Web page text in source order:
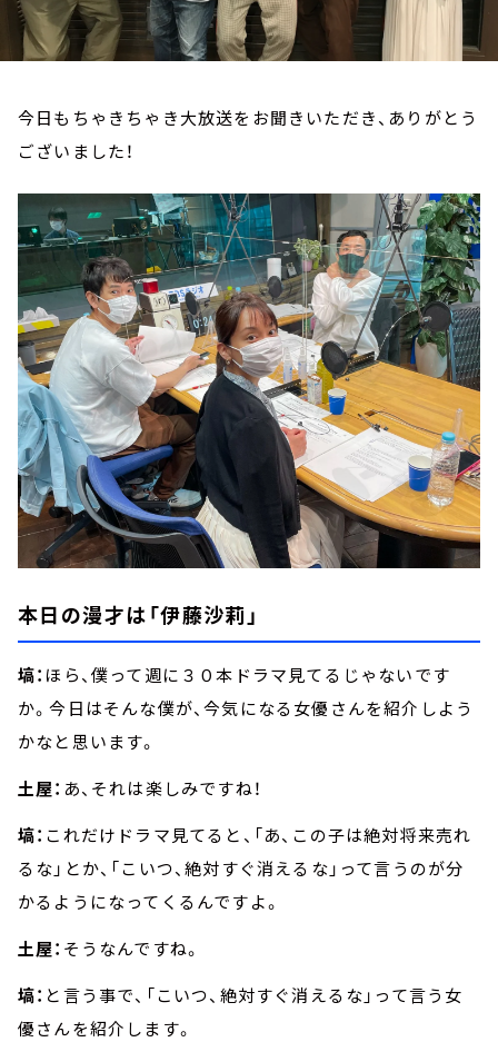
今日もちゃきちゃき大放送をお聞きいただき、ありがとう
ございました！
本日の漫才は「伊藤沙莉」
塙：ほら、僕って週に３０本ドラマ見てるじゃないです
か。今日はそんな僕が、今気になる女優さんを紹介しよう
かなと思います。
土屋： あ、それは楽しみですね！
塙： これだけドラマ見てると、「あ、この子は絶対将来売れ
るな」とか、「こいつ、絶対すぐ消えるな」って言うのが分
かるようになってくるんですよ。
土屋： そうなんですね。
塙： と言う事で、「こいつ、絶対すぐ消えるな」って言う女
優さんを紹介します。